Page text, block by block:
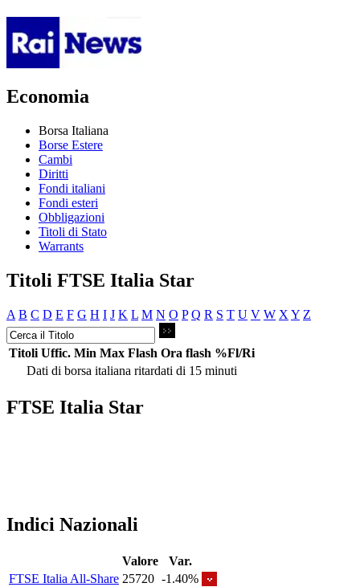
Economia
Borsa Italiana
Borse Estere
Cambi
Diritti
Fondi italiani
Fondi esteri
Obbligazioni
Titoli di Stato
Warrants
Titoli FTSE Italia Star
A B C D E F G H I J K L M N O P Q R S T U V W X Y Z
Titoli Uffic. Min Max Flash Ora flash %Fl/Ri
Dati di borsa italiana ritardati di 15 minuti
FTSE Italia Star
Indici Nazionali
Valore
Var.
FTSE Italia All-Share 25720 -1.40%